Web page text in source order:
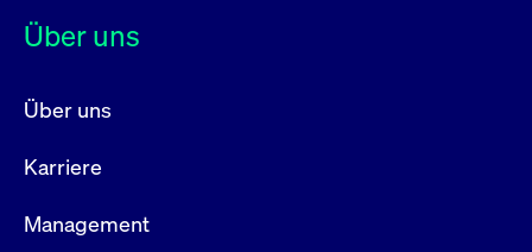
Über uns
Über uns
Karriere
Management